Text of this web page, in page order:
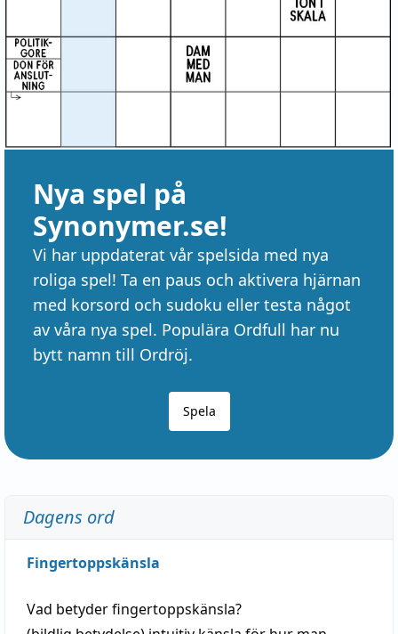
Nya spel på
Synonymer.se!
Vi har uppdaterat vår spelsida med nya
roliga spel! Ta en paus och aktivera hjärnan
med korsord och sudoku eller testa något
av våra nya spel. Populära Ordfull har nu
bytt namn till Ordröj.
Spela
Dagens ord
Fingertoppskänsla
Vad betyderfingertoppskänsla?